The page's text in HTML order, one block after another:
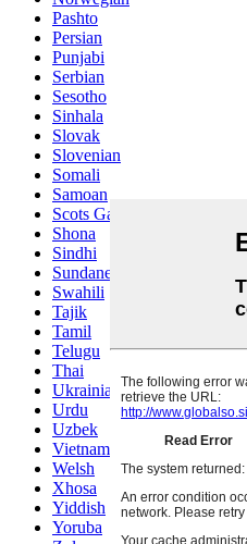
Pashto
Persian
Punjabi
Serbian
Sesotho
Sinhala
Slovak
Slovenian
Somali
Samoan
Scots Gaelic
Shona
Sindhi
Sundanese
Swahili
Tajik
Tamil
Telugu
Thai
Ukrainian
Urdu
Uzbek
Vietnamese
Welsh
Xhosa
Yiddish
Yoruba